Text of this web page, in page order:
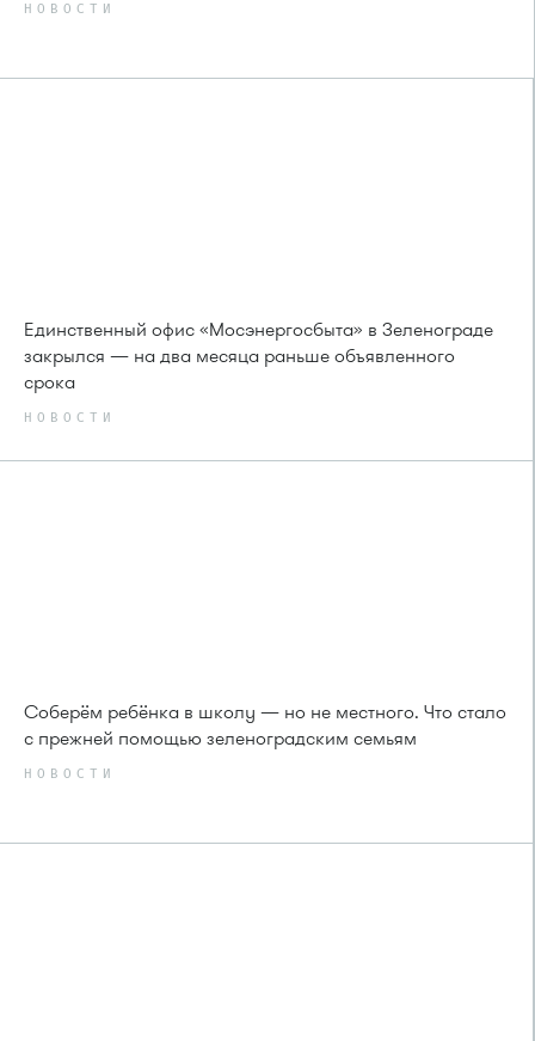
НОВОСТИ
Единственный офис «Мосэнергосбыта» в Зеленограде
закрылся — на два месяца раньше объявленного
срока
НОВОСТИ
Соберём ребёнка в школу — но не местного. Что стало
с прежней помощью зеленоградским семьям
НОВОСТИ